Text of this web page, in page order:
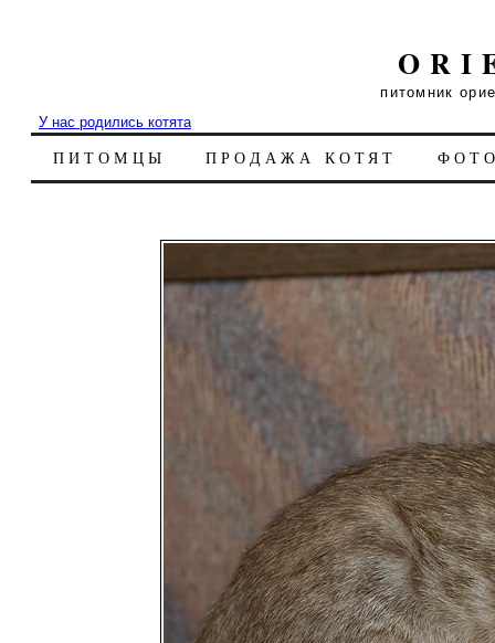
питомник
У нас родились котята
ПИТОМЦЫ ПРОДАЖА КОТЯТ